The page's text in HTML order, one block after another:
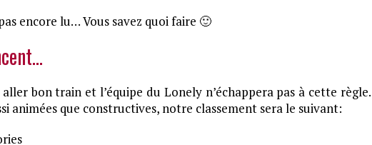
encore lu… Vous savez quoi faire 🙂
bon train et l’équipe du Lonely n’échappera pas à cette règle.
animées que constructives, notre classement sera le suivant: